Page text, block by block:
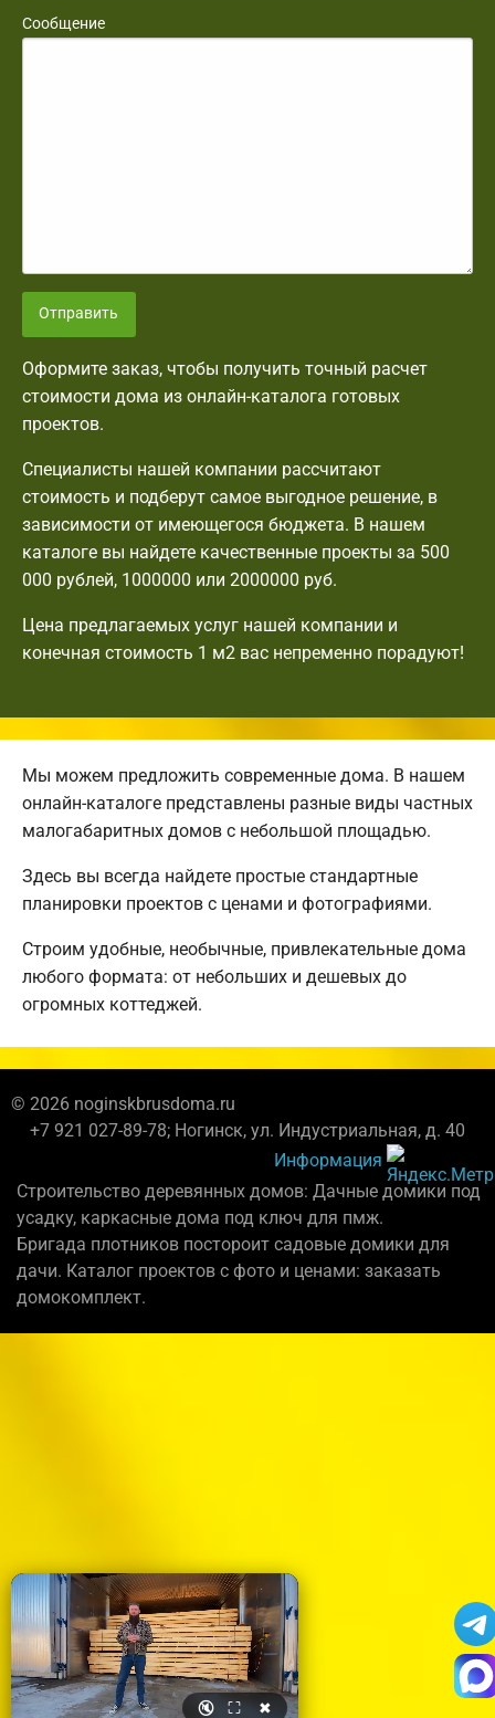
Сообщение
Отправить
Оформите заказ, чтобы получить точный расчет
стоимости дома из онлайн-каталога готовых
проектов.
Специалисты нашей компании рассчитают
стоимость и подберут самое выгодное решение, в
зависимости от имеющегося бюджета. В нашем
каталоге вы найдете качественные проекты за 500
000 рублей, 1000000 или 2000000 руб.
Цена предлагаемых услуг нашей компании и
конечная стоимость 1 м2 вас непременно порадуют!
Мы можем предложить современные дома. В нашем
онлайн-каталоге представлены разные виды частных
малогабаритных домов с небольшой площадью.
Здесь вы всегда найдете простые стандартные
планировки проектов с ценами и фотографиями.
Строим удобные, необычные, привлекательные дома
любого формата: от небольших и дешевых до
огромных коттеджей.
© 2026 noginskbrusdoma.ru
+7 921 027-89-78; Ногинск, ул. Индустриальная, д. 40
Информация
Строительство деревянных домов: Дачные домики под
усадку, каркасные дома под ключ для пмж.
Бригада плотников постороит садовые домики для
дачи. Каталог проектов с фото и ценами: заказать
домокомплект.
🔇 ⛶ ✖